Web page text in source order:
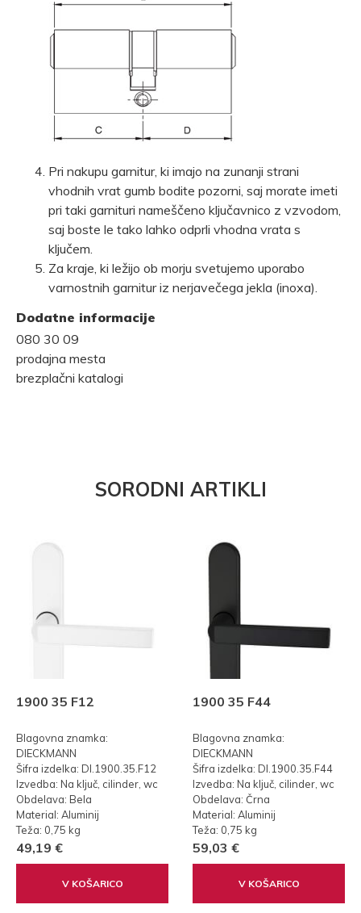
Pri nakupu garnitur, ki imajo na zunanji strani
vhodnih vrat gumb bodite pozorni, saj morate imeti
pri taki garnituri nameščeno ključavnico z vzvodom,
saj boste le tako lahko odprli vhodna vrata s
ključem.
Za kraje, ki ležijo ob morju svetujemo uporabo
varnostnih garnitur iz nerjavečega jekla (inoxa).
Dodatne informacije
080 30 09
prodajna mesta
brezplačni katalogi
SORODNI ARTIKLI
1900 35 F12
Blagovna znamka:
DIECKMANN
Šifra izdelka: DI.1900.35.F12
Izvedba: Na ključ, cilinder, wc
Obdelava: Bela
Material: Aluminij
Teža: 0,75 kg
49,19 €
V KOŠARICO
1900 35 F44
Blagovna znamka:
DIECKMANN
Šifra izdelka: DI.1900.35.F44
Izvedba: Na ključ, cilinder, wc
Obdelava: Črna
Material: Aluminij
Teža: 0,75 kg
59,03 €
V KOŠARICO